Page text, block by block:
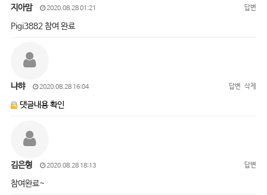
지아맘 2020.08.28 01:21 답변
Pigi3882 참여 완료
냐햐 2020.08.28 16:04 답변 삭제
댓글내용 확인
김은형 2020.08.28 18:13 답변
참여완료~